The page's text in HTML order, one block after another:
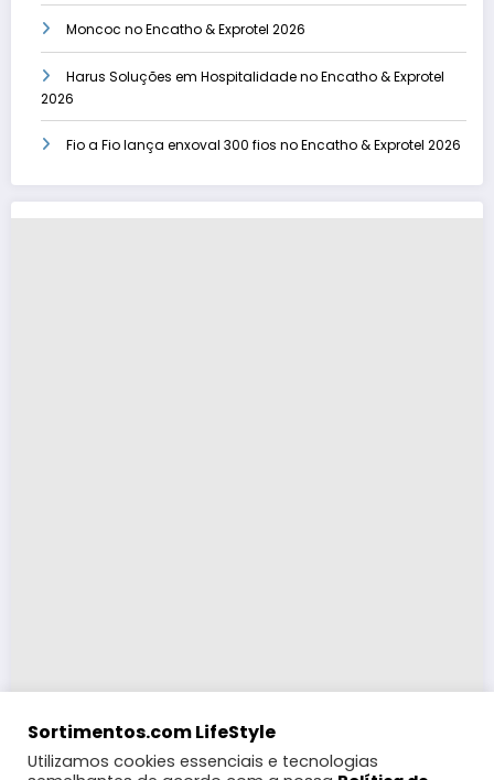
Moncoc no Encatho & Exprotel 2026
Harus Soluções em Hospitalidade no Encatho & Exprotel
2026
Fio a Fio lança enxoval 300 fios no Encatho & Exprotel 2026
Sortimentos.com LifeStyle
Utilizamos cookies essenciais e tecnologias